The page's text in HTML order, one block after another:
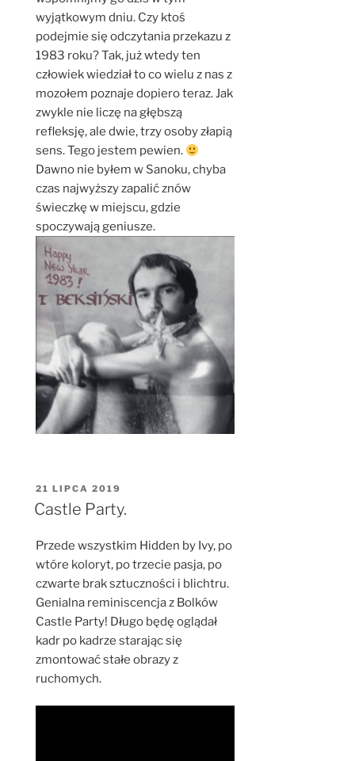
wyjątkowym dniu. Czy ktoś
podejmie się odczytania przekazu z
1983 roku? Tak, już wtedy ten
człowiek wiedział to co wielu z nas z
mozołem poznaje dopiero teraz. Jak
zwykle nie liczę na głębszą
refleksję, ale dwie, trzy osoby złapią
sens. Tego jestem pewien.
Dawno nie byłem w Sanoku, chyba
czas najwyższy zapalić znów
świeczkę w miejscu, gdzie
spoczywają geniusze.
OPUBLIKOWANE
W
21 LIPCA 2019
Castle Party.
Przede wszystkim Hidden by Ivy, po
wtóre koloryt, po trzecie pasja, po
czwarte brak sztuczności i blichtru.
Genialna reminiscencja z Bolków
Castle Party! Długo będę oglądał
kadr po kadrze starając się
zmontować stałe obrazy z
ruchomych.